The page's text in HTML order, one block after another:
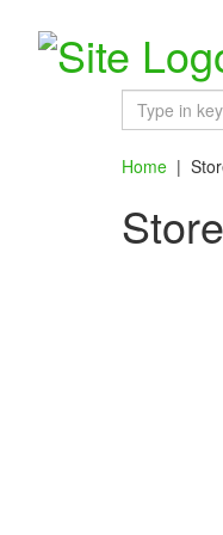
Home |
Store